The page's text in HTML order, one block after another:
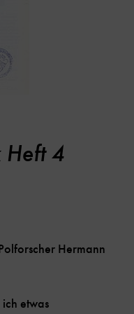
Heft 4
Hermann
etwas